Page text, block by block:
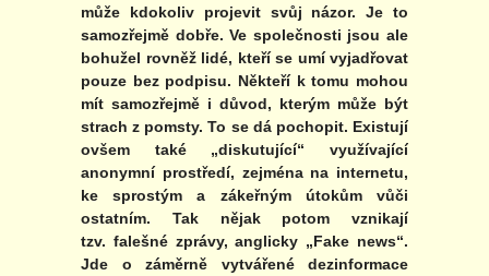
může kdokoliv projevit svůj názor. Je to
samozřejmě dobře. Ve společnosti jsou ale
bohužel rovněž lidé, kteří se umí vyjadřovat
pouze bez podpisu. Někteří k tomu mohou
mít samozřejmě i důvod, kterým může být
strach z pomsty. To se dá pochopit. Existují
ovšem také „diskutující“ využívající
anonymní prostředí, zejména na internetu,
ke sprostým a zákeřným útokům vůči
ostatním. Tak nějak potom vznikají
tzv. falešné zprávy, anglicky „Fake news“.
Jde o záměrně vytvářené dezinformace